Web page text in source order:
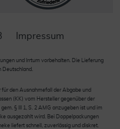
Impressum
und Irrtum vorbehalten. Die Lieferung
Deutschland.
den Ausnahmefall der Abgabe und
(KK) vom Hersteller gegenüber der
§ III 1, S. 2 AMG anzugeben ist und im
ausgezahlt wird. Bei Doppelpackungen
liefert schnell, zuverlässig und diskret.